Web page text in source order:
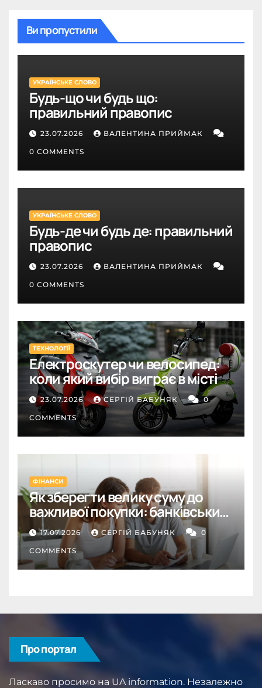
Ви пропустили
УКРАЇНСЬКЕ СЛОВО
Будь-що чи будь що:
правильний правопис
23.07.2026 ВАЛЕНТИНА ПРИЙМАК
0 COMMENTS
УКРАЇНСЬКЕ СЛОВО
Будь-де чи будь де: правильний
правопис
23.07.2026 ВАЛЕНТИНА ПРИЙМАК
0 COMMENTS
ТЕХНОЛОГІЇ
Електроскутер чи велосипед:
коли який вибір виграє в місті
23.07.2026 СЕРГІЙ БАБУНЯК 0
COMMENTS
ФІНАНСИ
Як зберегти велику суму до
важливої покупки: банківський
депозит як інструмент
дисципліни
17.07.2026 СЕРГІЙ БАБУНЯК 0
COMMENTS
Про портал
Ласкаво просимо на UA information. Незалежно